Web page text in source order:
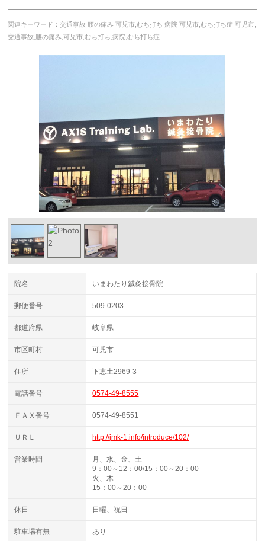
関連キーワード：交通事故 腰の痛み 可児市,むち打ち 病院 可児市,むち打ち症 可児市,
交通事故,腰の痛み,可児市,むち打ち,病院,むち打ち症
院名 いまわたり鍼灸接骨院
郵便番号 509-0203
都道府県 岐阜県
市区町村 可児市
住所 下恵土2969-3
電話番号 0574-49-8555
ＦＡＸ番号 0574-49-8551
ＵＲＬ http://jmk-1.info/introduce/102/
営業時間
月、水、金、土
9：00～12：00/15：00～20：00
火、木
15：00～20：00
休日 日曜、祝日
駐車場有無 あり